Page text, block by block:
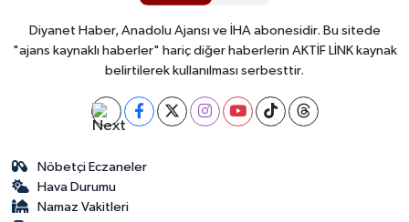
Diyanet Haber, Anadolu Ajansı ve İHA abonesidir. Bu sitede
"ajans kaynaklı haberler" hariç diğer haberlerin AKTİF LİNK kaynak
belirtilerek kullanılması serbesttir.
Nöbetçi Eczaneler
Hava Durumu
Namaz Vakitleri